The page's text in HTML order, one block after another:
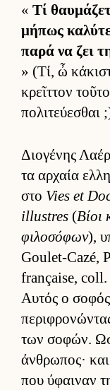
« Τί
μήπως
παρά να ζει
» (Τί, ὦ
κρεῖτ­τον
πολιτεύ­εσθαι
Διο­γένης
τα αρ­χαία
στο Vies et
illustres (Βίοι
φιλοσόφων),
Goulet-Cazé,
française,
Αυ­τός ο
των σοφών.
άν­θρωπος·
που ύφαι­ναν